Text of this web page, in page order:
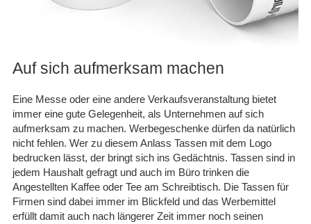
05.09.25▼
Auf sich aufmerksam machen
Eine Messe oder eine andere Verkaufsveranstaltung bietet
immer eine gute Gelegenheit, als Unternehmen auf sich
aufmerksam zu machen. Werbegeschenke dürfen da natürlich
nicht fehlen. Wer zu diesem Anlass Tassen mit dem Logo
bedrucken lässt, der bringt sich ins Gedächtnis. Tassen sind in
jedem Haushalt gefragt und auch im Büro trinken die
Angestellten Kaffee oder Tee am Schreibtisch. Die Tassen für
Firmen sind dabei immer im Blickfeld und das Werbemittel
erfüllt damit auch nach längerer Zeit immer noch seinen